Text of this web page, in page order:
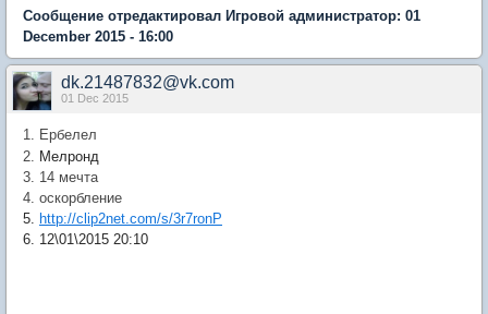
Сообщение отредактировал Игровой администратор: 01
December 2015 - 16:00
dk.21487832@vk.com
01 Dec 2015
1. Ербелел
2. Мелронд
3. 14 мечта
4. оскорбление
5. http://clip2net.com/s/3r7ronP
6. 12\01\2015 20:10